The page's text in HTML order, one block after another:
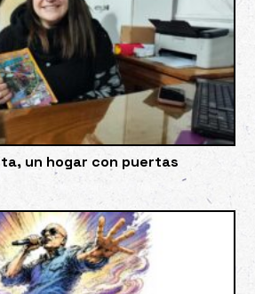
un hogar con puertas